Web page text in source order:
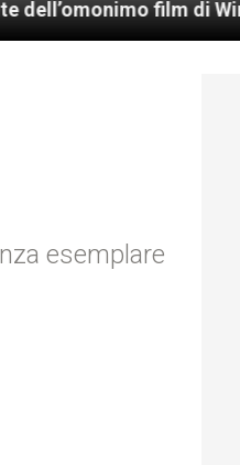
film di Wim Wenders
esemplare